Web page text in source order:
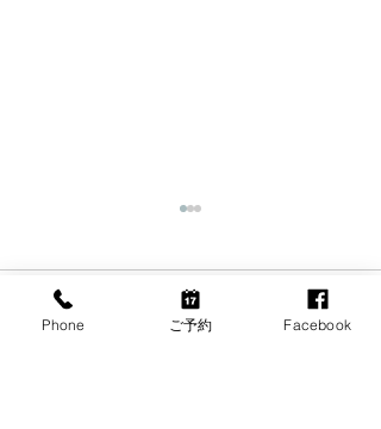
コメント
Phone ご予約 Facebook